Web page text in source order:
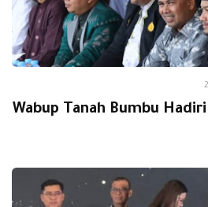
Wabup Tanah Bumbu